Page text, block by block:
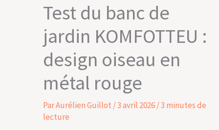
Test du banc de
jardin KOMFOTTEU :
design oiseau en
métal rouge
ParAurélien Guillot /3 avril 2026/3 minutes de
lecture